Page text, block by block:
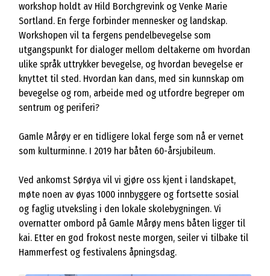
workshop holdt av Hild Borchgrevink og Venke Marie
Sortland. En ferge forbinder mennesker og landskap.
Workshopen vil ta fergens pendelbevegelse som
utgangspunkt for dialoger mellom deltakerne om hvordan
ulike språk uttrykker bevegelse, og hvordan bevegelse er
knyttet til sted. Hvordan kan dans, med sin kunnskap om
bevegelse og rom, arbeide med og utfordre begreper om
sentrum og periferi?
Gamle Mårøy er en tidligere lokal ferge som nå er vernet
som kulturminne. I 2019 har båten 60-årsjubileum.
Ved ankomst Sørøya vil vi gjøre oss kjent i landskapet,
møte noen av øyas 1000 innbyggere og fortsette sosial
og faglig utveksling i den lokale skolebygningen. Vi
overnatter ombord på Gamle Mårøy mens båten ligger til
kai. Etter en god frokost neste morgen, seiler vi tilbake til
Hammerfest og festivalens åpningsdag.